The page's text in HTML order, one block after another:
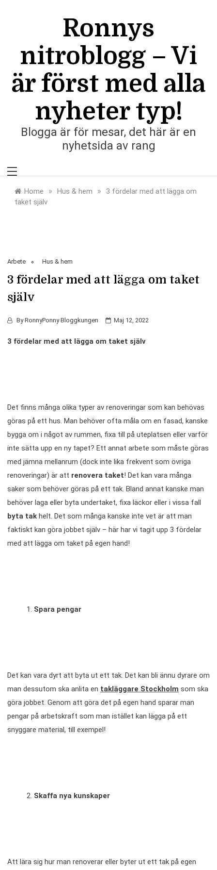
Ronnys
nitroblogg – Vi
är först med alla
nyheter typ!
Blogga är för mesar, det här är en
nyhetsida av rang
Home » Hus & hem »
3 fördelar med att lägga om
taket själv
Arbete Hus & hem
3 fördelar med att lägga om taket
själv
ByRonnyPonny Bloggkungen Maj 12, 2022
3 fördelar med att lägga om taket själv
Det finns många olika typer av renoveringar som kan behövas
göras på ett hus. Man behöver ofta måla om en fasad, kanske
bygga om i något av rummen, fixa till på uteplatsen eller varför
inte sätta upp en ny tapet? Ett annat arbete som måste göras
med jämna mellanrum (dock inte lika frekvent som övriga
renoveringar) är att renovera taket! Det kan vara många
saker som behöver göras på ett tak. Bland annat kanske man
behöver laga eller byta undertaket, fixa läckor eller i vissa fall
byta tak helt. Det som många kanske inte vet är att man
faktiskt kan göra jobbet själv – här har vi tagit upp 3 fördelar
med att lägga om taket på egen hand!
Spara pengar
Det kan vara dyrt att byta ut ett tak. Det kan bli ännu dyrare om
man dessutom ska anlita en takläggare Stockholm som ska
göra jobbet. Genom att göra det på egen hand sparar man
pengar på arbetskraft som man istället kan lägga på ett
snyggare material, till exempel!
Skaffa nya kunskaper
Att lära sig hur man renoverar eller byter ut ett tak på egen